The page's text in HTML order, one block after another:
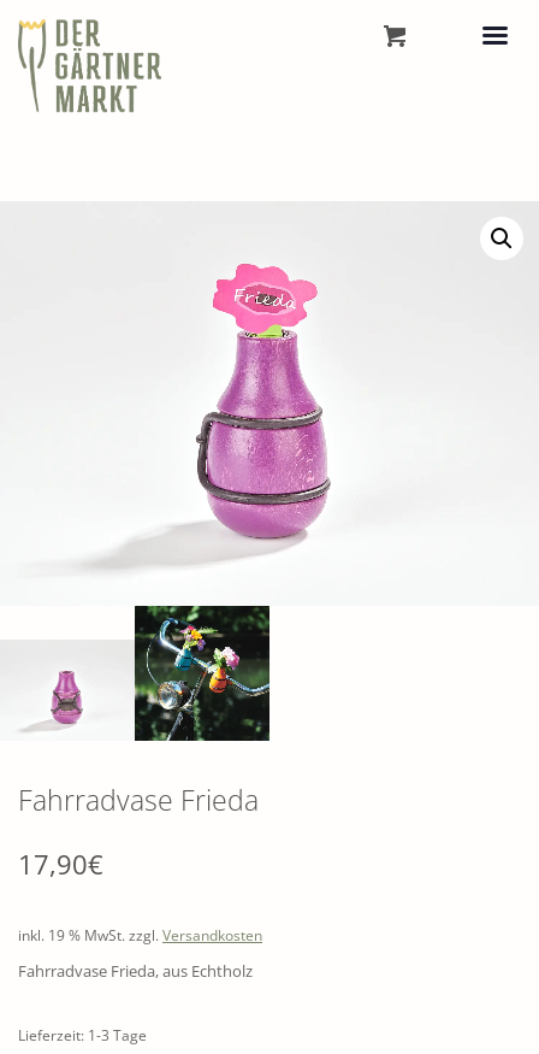
Fahrradvase Frieda
17,90€
inkl. 19 % MwSt. zzgl. Versandkosten
Fahrradvase Frieda, aus Echtholz
Lieferzeit: 1-3 Tage